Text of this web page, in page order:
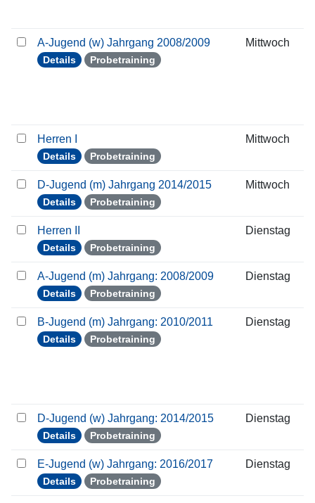
A-Jugend (w) Jahrgang 2008/2009
Details Probetraining
Mittwoch
Herren I
Details Probetraining
Mittwoch
D-Jugend (m) Jahrgang 2014/2015
Details Probetraining
Mittwoch
Herren II
Details Probetraining
Dienstag
A-Jugend (m) Jahrgang: 2008/2009
Details Probetraining
Dienstag
B-Jugend (m) Jahrgang: 2010/2011
Details Probetraining
Dienstag
D-Jugend (w) Jahrgang: 2014/2015
Details Probetraining
Dienstag
E-Jugend (w) Jahrgang: 2016/2017
Details Probetraining
Dienstag